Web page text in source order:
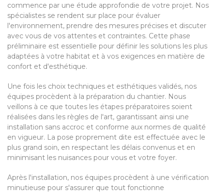
commence par une étude approfondie de votre projet. Nos
spécialistes se rendent sur place pour évaluer
l'environnement, prendre des mesures précises et discuter
avec vous de vos attentes et contraintes. Cette phase
préliminaire est essentielle pour définir les solutions les plus
adaptées à votre habitat et à vos exigences en matière de
confort et d'esthétique.
Une fois les choix techniques et esthétiques validés, nos
équipes procèdent à la préparation du chantier. Nous
veillons à ce que toutes les étapes préparatoires soient
réalisées dans les règles de l'art, garantissant ainsi une
installation sans accroc et conforme aux normes de qualité
en vigueur. La pose proprement dite est effectuée avec le
plus grand soin, en respectant les délais convenus et en
minimisant les nuisances pour vous et votre foyer.
Après l'installation, nos équipes procèdent à une vérification
minutieuse pour s'assurer que tout fonctionne